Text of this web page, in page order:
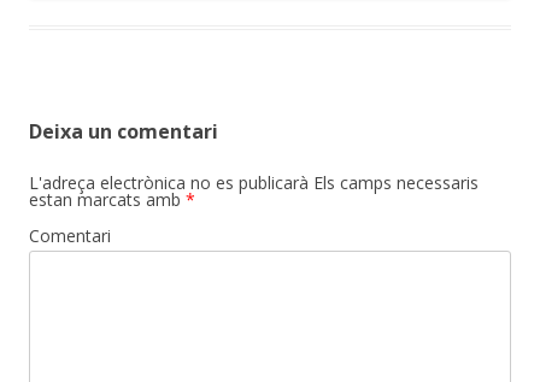
Deixa un comentari
L'adreça electrònica no es publicarà Els camps necessaris
estan marcats amb *
Comentari